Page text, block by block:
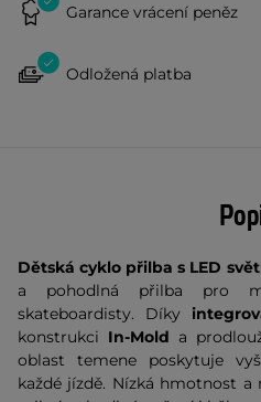
Garance vrácení peněz
Odložená platba
Dětská cyklo přilba s LED
a pohodlná přilba pro
skateboardisty. Díky
konstrukci In-Mold a
oblast temene poskytuje
každé jízdě. Nízká hmotnost